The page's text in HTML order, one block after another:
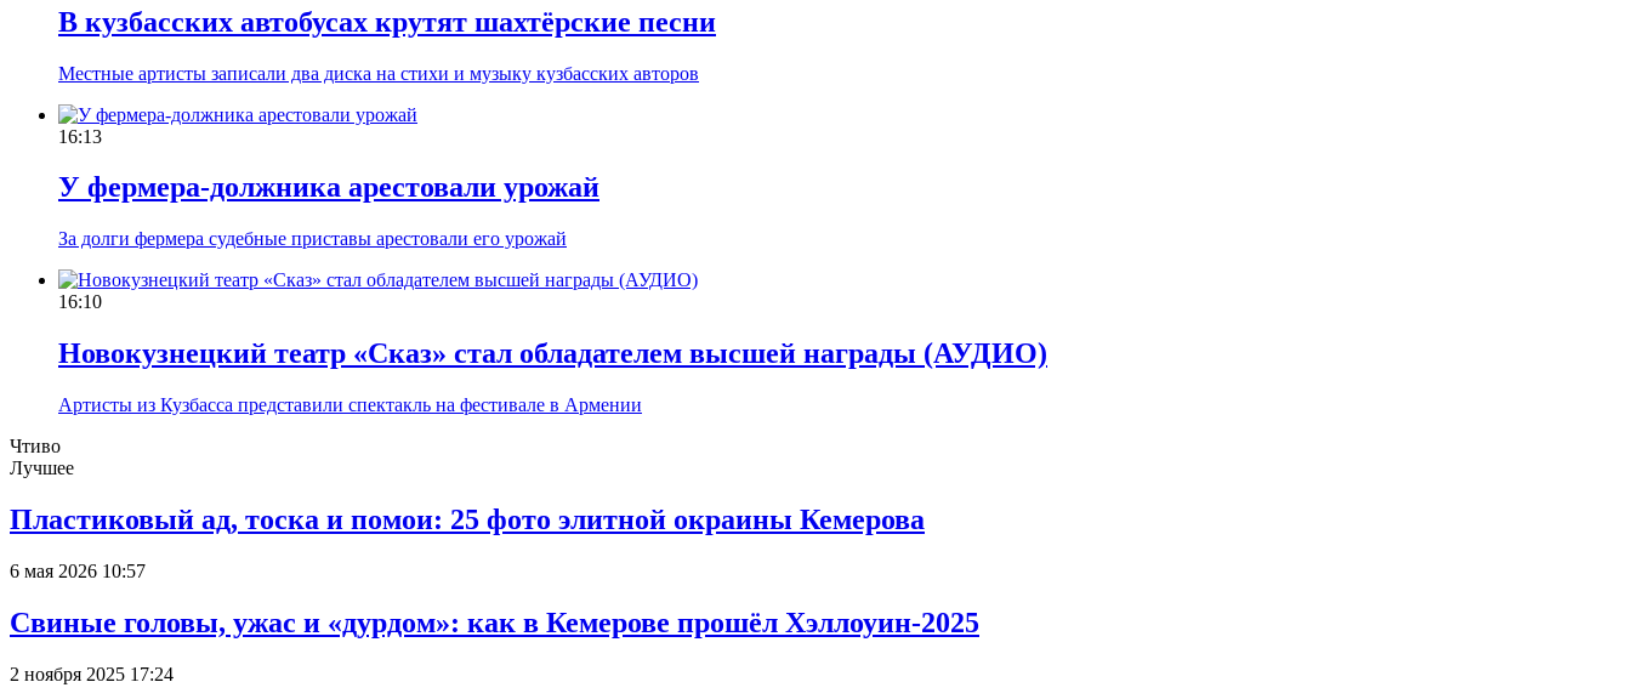
В кузбасских автобусах крутят шахтёрские песни
Местные артисты записали два диска на стихи и музыку кузбасских авторов
16:13
У фермера-должника арестовали урожай
За долги фермера судебные приставы арестовали его урожай
16:10
Новокузнецкий театр «Сказ» стал обладателем высшей награды (АУДИО)
Артисты из Кузбасса представили спектакль на фестивале в Армении
Чтиво
Лучшее
Пластиковый ад, тоска и помои: 25 фото элитной окраины Кемерова
6 мая 2026 10:57
Свиные головы, ужас и «дурдом»: как в Кемерове прошёл Хэллоуин-2025
2 ноября 2025 17:24